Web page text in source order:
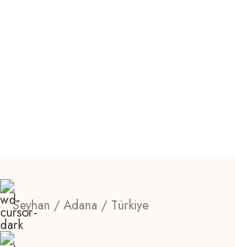
Seyhan / Adana / Türkiye